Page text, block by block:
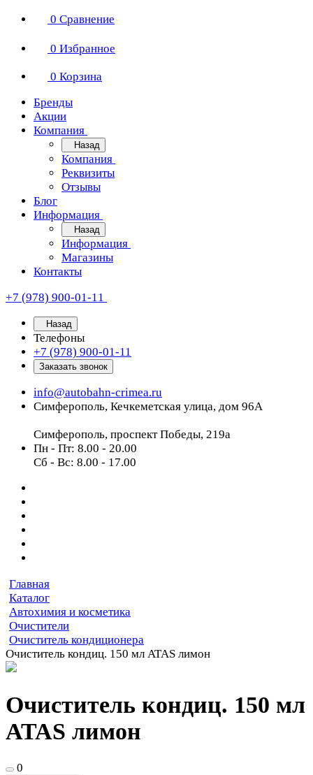
0 Сравнение
0 Избранное
0 Корзина
Бренды
Акции
Компания
Назад
Компания
Реквизиты
Отзывы
Блог
Информация
Назад
Информация
Магазины
Контакты
+7 (978) 900-01-11
Назад
Телефоны
+7 (978) 900-01-11
Заказать звонок
info@autobahn-crimea.ru
Симферополь, Кечкеметская улица, дом 96А
Симферополь, проспект Победы, 219а
Пн - Пт: 8.00 - 20.00
Сб - Вс: 8.00 - 17.00
Главная
Каталог
Автохимия и косметика
Очистители
Очиститель кондиционера
Очиститель кондиц. 150 мл ATAS лимон
Очиститель кондиц. 150 мл
ATAS лимон
0